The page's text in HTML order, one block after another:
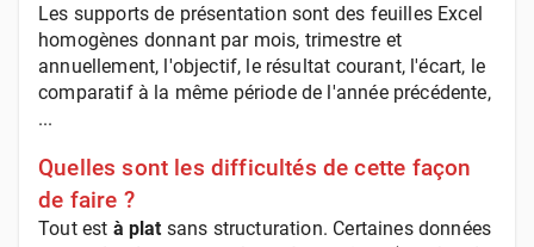
Les supports de présentation sont des feuilles Excel
homogènes donnant par mois, trimestre et
annuellement, l'objectif, le résultat courant, l'écart, le
comparatif à la même période de l'année précédente,
...
Quelles sont les difficultés de cette façon
de faire ?
Tout est à plat sans structuration. Certaines données